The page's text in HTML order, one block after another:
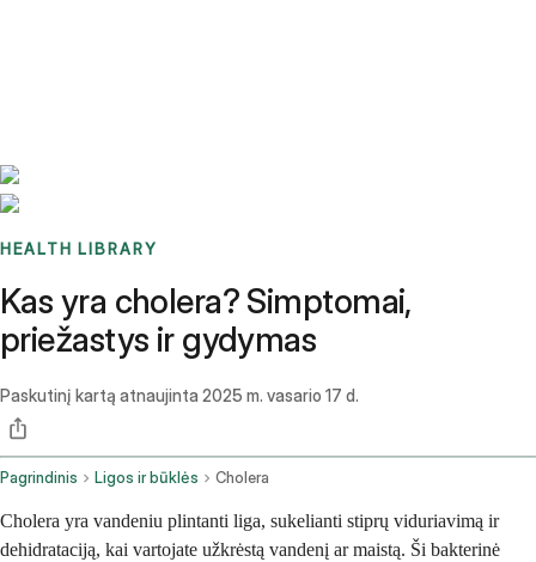
HEALTH LIBRARY
Kas yra cholera? Simptomai,
priežastys ir gydymas
Paskutinį kartą atnaujinta 2025 m. vasario 17 d.
Pagrindinis Ligos ir būklės Cholera
Cholera yra vandeniu plintanti liga, sukelianti stiprų viduriavimą ir
dehidrataciją, kai vartojate užkrėstą vandenį ar maistą. Ši bakterinė